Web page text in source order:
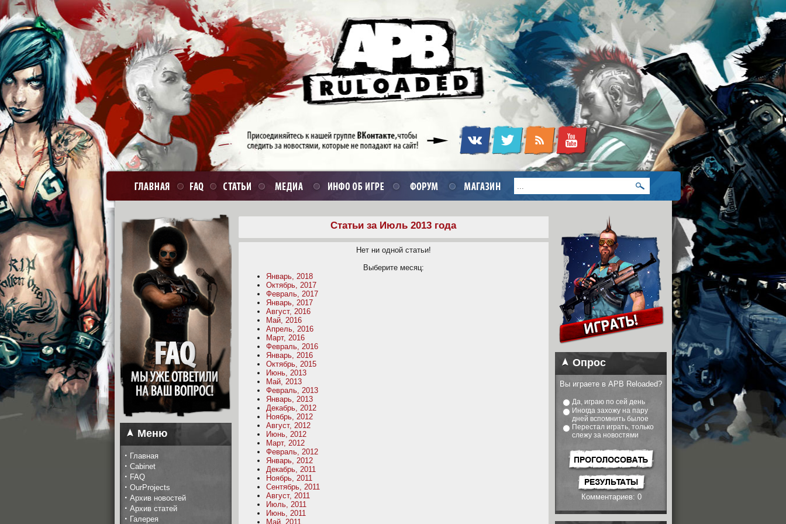
Меню
· Главная
· Cabinet
· FAQ
· OurProjects
· Архив новостей
· Архив статей
· Галерея
Статьи за Июль 2013 года
Нет ни одной статьи!
Выберите месяц:
Январь, 2018
Октябрь, 2017
Февраль, 2017
Январь, 2017
Август, 2016
Май, 2016
Апрель, 2016
Март, 2016
Февраль, 2016
Январь, 2016
Октябрь, 2015
Июнь, 2013
Май, 2013
Февраль, 2013
Январь, 2013
Декабрь, 2012
Ноябрь, 2012
Август, 2012
Июнь, 2012
Март, 2012
Февраль, 2012
Январь, 2012
Декабрь, 2011
Ноябрь, 2011
Сентябрь, 2011
Август, 2011
Июль, 2011
Июнь, 2011
Май, 2011
Опрос
Вы играете в APB Reloaded?
Да, играю по сей день
Иногда захожу на пару
дней вспомнить былое
Перестал играть, только
слежу за новостями
Комментариев: 0